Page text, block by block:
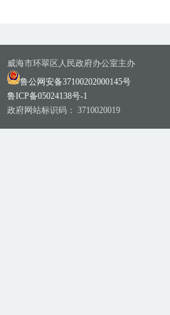
威海市环翠区人民政府办公室主办
鲁公网安备37100202000145号
鲁ICP备05024138号-1
政府网站标识码： 3710020019